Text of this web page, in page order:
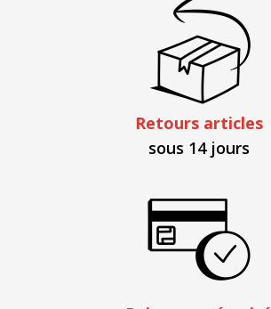
Retours articles
sous 14 jours